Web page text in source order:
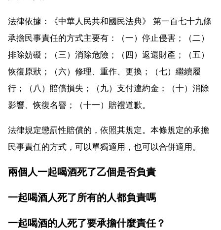
法律依據：《中華人民共和國民法典》 第一百七十九條
承擔民事責任的方式主要有：（一）停止侵害；（二）
排除妨礙；（三）消除危險；（四）返還財產；（五）
恢復原狀；（六）修理、重作、更換；（七）繼續履
行；（八）賠償損失；（九）支付違約金；（十）消除
影響、恢復名譽；（十一）賠禮道歉。
法律規定懲罰性賠償的，依照其規定。本條規定的承擔
民事責任的方式，可以單獨適用，也可以合併適用。
兩個人一起喝酒死了乙個是否負責
一起喝酒人死了所有的人都負責嗎
一起喝酒的人死了要承擔什麼責任？